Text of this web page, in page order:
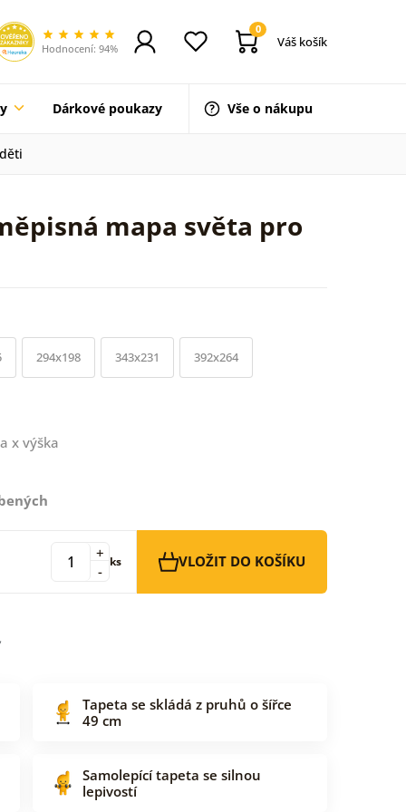
Hodnocení: 94%
0
Váš košík
Dárkové poukazy Vše o nákupu
mapa světa pro
294x198 343x231 392x264
x výška
-
+ ks VLOŽIT DO KOŠÍKU
Tapeta se skládá z pruhů o šířce
49 cm
Samolepící tapeta se silnou
lepivostí